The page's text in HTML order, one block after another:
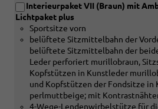
naturell
und
[4D3]
Sitzbelüftung
vorn)
Verbindung
mit
[5MC]
Dekoreinlagen
Holz
Linde
Sediment
silbergrau
naturell
Interieurpaket VII (Braun) mit
Lichtpaket plus
Sportsitze vorn
belüftete Sitzmittelbahn der
belüftete Sitzmittelbahn der
Leder perforiert murillobraun,
Kopfstützen in Kunstleder
und Kopfstützen der Fondsitze in
perlmuttbeige; mit
4-Wege-Lendenwirbelstütze für